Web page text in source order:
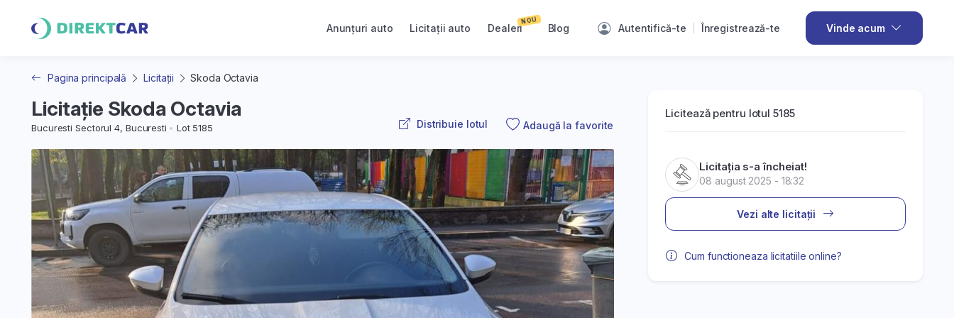
Anunțuri auto Licitații auto Dealeri
NOU
Blog Autentifică-te Înregistrează-te Vinde acum
Pagina principală Licitații Skoda Octavia
Licitație Skoda Octavia
Bucuresti Sectorul 4, Bucuresti Lot 5185 Distribuie lotul Adaugă la favorite
Licitează pentru lotul 5185
Licitația s-a încheiat!
08 august 2025 - 18:32
Vezi alte licitații
Cum functioneaza licitatiile online?